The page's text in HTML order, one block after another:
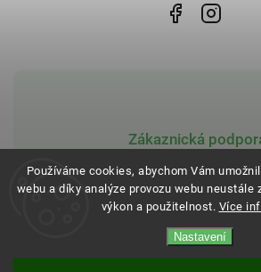
Používáme cookies, abychom Vám
webu a díky analýze provozu webu neustále
výkon a použitelnost. Více
Nastavení
Zákaznická
Copyright 2026BB Lékarna.